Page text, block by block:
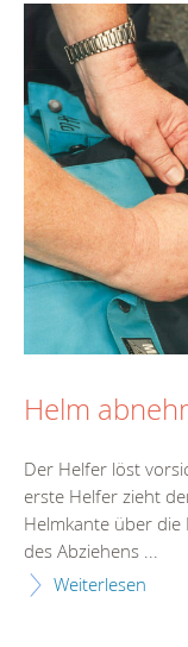
Helm
Der Helfer löst
erste Helfer zieht
Helmkante über
des Abziehens ...
Weiterlesen